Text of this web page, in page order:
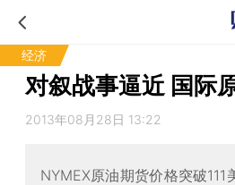
经济
对叙战事逼近 国际
2013年08月28日 13:22
NYMEX原油期货价格突破